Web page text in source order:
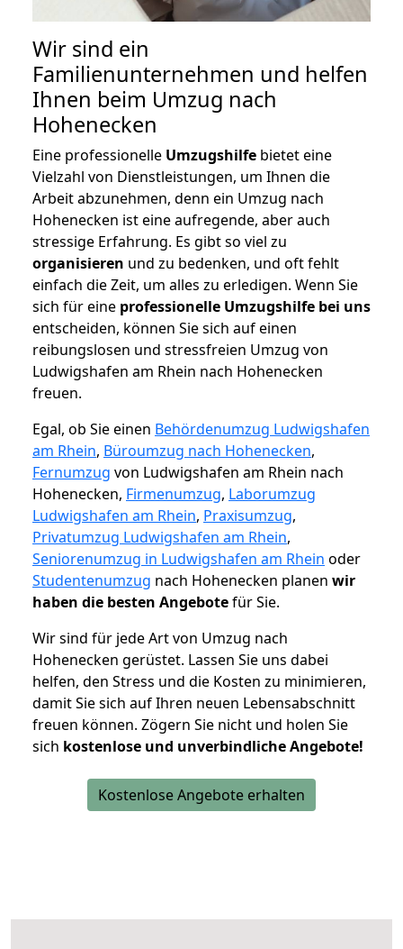
Wir sind ein
Familienunternehmen und helfen
Ihnen beim Umzug nach
Hohenecken
Eine professionelle Umzugshilfe bietet eine
Vielzahl von Dienstleistungen, um Ihnen die
Arbeit abzunehmen, denn ein Umzug nach
Hohenecken ist eine aufregende, aber auch
stressige Erfahrung. Es gibt so viel zu
organisieren und zu bedenken, und oft fehlt
einfach die Zeit, um alles zu erledigen. Wenn Sie
sich für eine professionelle Umzugshilfe bei uns
entscheiden, können Sie sich auf einen
reibungslosen und stressfreien Umzug von
Ludwigshafen am Rhein nach Hohenecken
freuen.
Egal, ob Sie einen Behördenumzug Ludwigshafen
am Rhein, Büroumzug nach Hohenecken,
Fernumzug von Ludwigshafen am Rhein nach
Hohenecken, Firmenumzug, Laborumzug
Ludwigshafen am Rhein, Praxisumzug,
Privatumzug Ludwigshafen am Rhein,
Seniorenumzug in Ludwigshafen am Rhein oder
Studentenumzug nach Hohenecken planen wir
haben die besten Angebotefür Sie.
Wir sind für jede Art von Umzug nach
Hohenecken gerüstet. Lassen Sie uns dabei
helfen, den Stress und die Kosten zu minimieren,
damit Sie sich auf Ihren neuen Lebensabschnitt
freuen können. Zögern Sie nicht und holen Sie
sich kostenlose und unverbindliche Angebote!
Kostenlose Angebote erhalten